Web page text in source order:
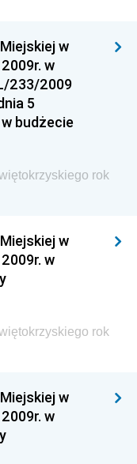
i Polityki
Państwowych
i Głównego
Dziedzictwa
Funduszy i
Pracy i
Dziedzictwa
i Polityki
w
w
233/2009
5
budżecie
rok
w
w
rok
w
w